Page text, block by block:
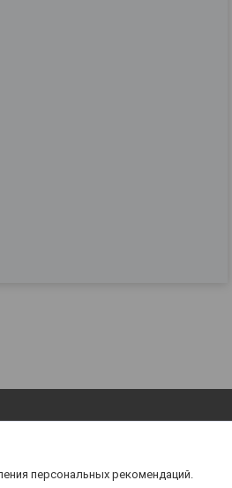
персональных рекомендаций.